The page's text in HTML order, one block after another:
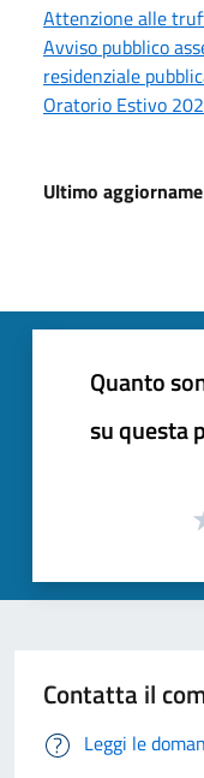
Attenzione alle
Avviso pubblico
residenziale
Oratorio Estivo
Ultimo
Quanto
su questa
Contatta il
Leggi le